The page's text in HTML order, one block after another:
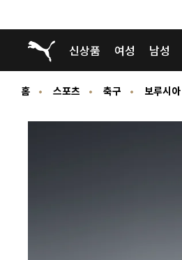
푸마 홈
신상품 여성 남성
홈 스포츠 축구 보루시